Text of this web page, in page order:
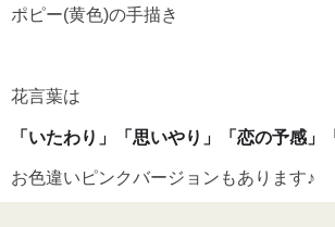
ポピー(黄色)の手描き
花言葉は
「いたわり」「思いやり」「恋の予感」
お色違いピンクバージョンもあります♪